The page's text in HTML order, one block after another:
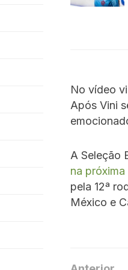
No vídeo
Após Vini
A Seleção
na
pela 12ª
México e